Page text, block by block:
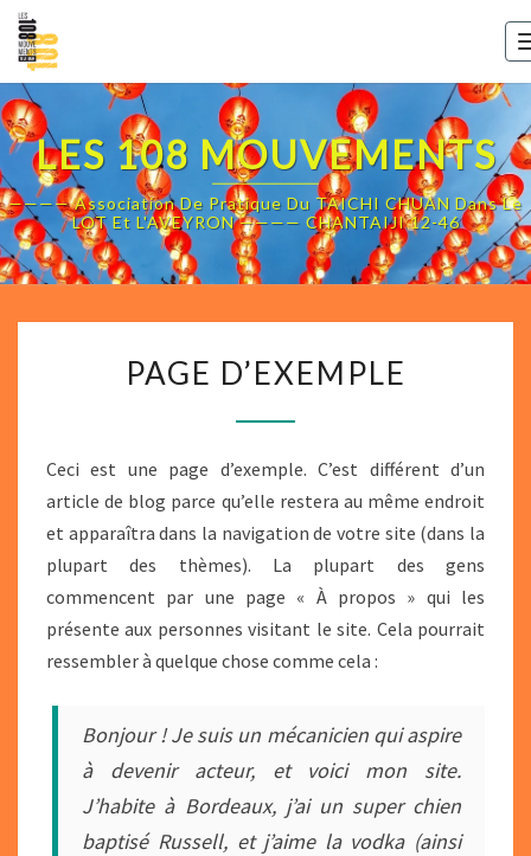
Skip
content
LES 108 MOUVEMENTS
———— Association De Pratique Du TAICHI CHUAN Dans Le
LOT Et L'AVEYRON ———— CHANTAIJI 12-46
D’EXEMPLE
PAGE D’EXEMPLE
Ceci est une page d’exemple. C’est différent d’un
article de blog parce qu’elle restera au même endroit
et apparaîtra dans la navigation de votre site (dans la
plupart des thèmes). La plupart des gens
commencent par une page « À propos » qui les
présente aux personnes visitant le site. Cela pourrait
ressembler à quelque chose comme cela :
Bonjour ! Je suis un mécanicien qui aspire
à devenir acteur, et voici mon site.
J’habite à Bordeaux, j’ai un super chien
baptisé Russell, et j’aime la vodka (ainsi